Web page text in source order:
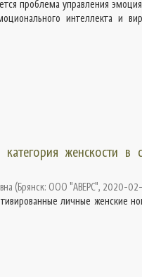
проблема управления
интеллекта и
категория женскости
(Брянск: ООО "АВЕРС", 2020-02-
личные женские